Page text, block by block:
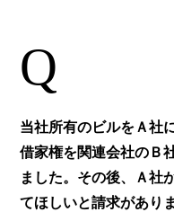
Q
当社所有のビルをＡ社
借家権を関連会社のＢ
ました。その後、Ａ社
てほしいと請求があり